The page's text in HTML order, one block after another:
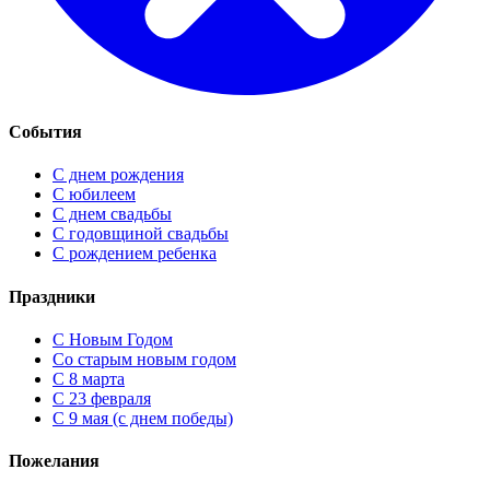
События
С днем рождения
С юбилеем
С днем свадьбы
С годовщиной свадьбы
С рождением ребенка
Праздники
C Новым Годом
Cо старым новым годом
С 8 марта
С 23 февраля
С 9 мая (с днем победы)
Пожелания